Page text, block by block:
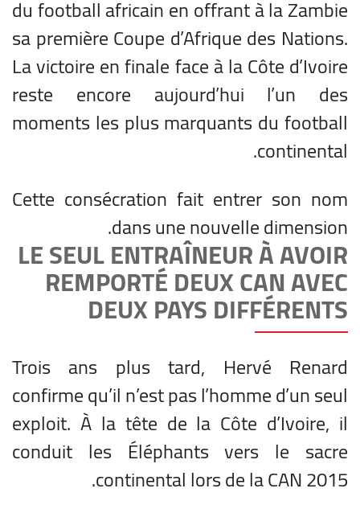
du football africain en offrant à la Zambie
sa première Coupe d’Afrique des Nations.
La victoire en finale face à la Côte d’Ivoire
reste encore aujourd’hui l’un des
moments les plus marquants du football
continental.
Cette consécration fait entrer son nom
dans une nouvelle dimension.
LE SEUL ENTRAÎNEUR À AVOIR
REMPORTÉ DEUX CAN AVEC
DEUX PAYS DIFFÉRENTS
Trois ans plus tard, Hervé Renard
confirme qu’il n’est pas l’homme d’un seul
exploit. À la tête de la Côte d’Ivoire, il
conduit les Éléphants vers le sacre
continental lors de la CAN 2015.